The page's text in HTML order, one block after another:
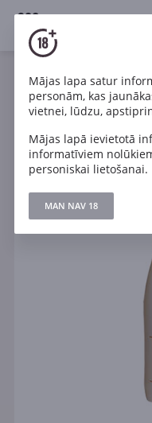
18+
Dzirkstošais
Anna de
Mājas lapa satur
personām, kas
vietnei, lūdzu,
Mājas lapā ievietotā
informatīviem
personiskai lietošanai.
MAN NAV 18